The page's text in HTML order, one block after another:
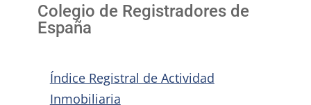
Colegio de Registradores de
España
Índice Registral de Actividad
Inmobiliaria